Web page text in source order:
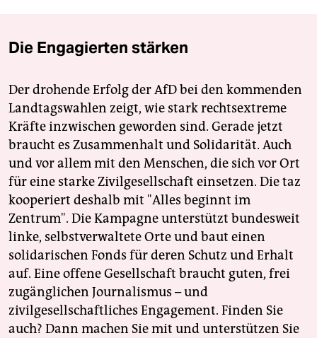
Die Engagierten stärken
Der drohende Erfolg der AfD bei den kommenden
Landtagswahlen zeigt, wie stark rechtsextreme
Kräfte inzwischen geworden sind. Gerade jetzt
braucht es Zusammenhalt und Solidarität. Auch
und vor allem mit den Menschen, die sich vor Ort
für eine starke Zivilgesellschaft einsetzen. Die taz
kooperiert deshalb mit "Alles beginnt im
Zentrum". Die Kampagne unterstützt bundesweit
linke, selbstverwaltete Orte und baut einen
solidarischen Fonds für deren Schutz und Erhalt
auf. Eine offene Gesellschaft braucht guten, frei
zugänglichen Journalismus – und
zivilgesellschaftliches Engagement. Finden Sie
auch? Dann machen Sie mit und unterstützen Sie